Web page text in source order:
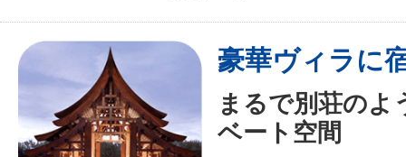
豪華ヴィラに
まるで別荘のよ
ベート空間